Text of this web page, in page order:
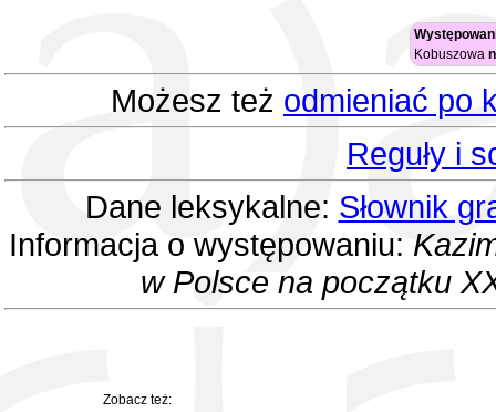
Kobuszowa
Możesz też odmieniać po
Reguły i
Dane leksykalne: Słownik
Informacja o występowaniu:
w Polsce na początku
Zobacz też: